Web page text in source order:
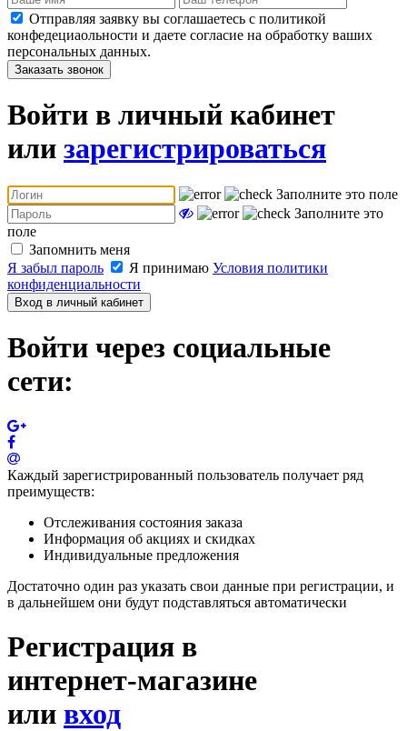
Отправляя заявку вы соглашаетесь с политикой
конфедециаольности и даете согласие на обработку ваших
персональных данных.
Заказать звонок
Войти в личный кабинет
или зарегистрироваться
Заполните это поле
Заполните это
поле
Запомнить меня
Я забыл пароль
Я принимаю Условия политики
конфиденциальности
Вход в личный кабинет
Войти через социальные
сети:
Каждый зарегистрированный пользователь получает ряд
преимуществ:
Отслеживания состояния заказа
Информация об акциях и скидках
Индивидуальные предложения
Достаточно один раз указать свои данные при регистрации, и
в дальнейшем они будут подставляться автоматически
Регистрация в
интернет-магазине
или вход